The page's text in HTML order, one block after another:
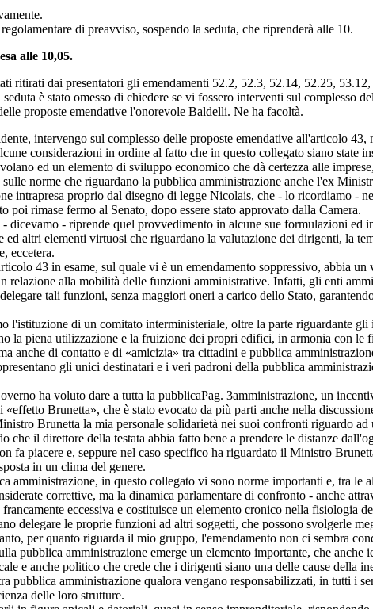
di preavviso, sospendo la seduta, che riprenderà alle 10.
alle 10,05.
ritirati dai presentatori gli emendamenti 52.2, 52.3, 52.14, 52.25,
è stato omesso di chiedere se vi fossero interventi sul
proposte emendative l'onorevole Baldelli. Ne ha facoltà.
intervengo sul complesso delle proposte emendative all'articolo
considerazioni in ordine al fatto che in questo collegato siano state
ed un elemento di sviluppo economico che dà certezza alle
norme che riguardano la pubblica amministrazione anche l'ex
intrapresa proprio dal disegno di legge Nicolais, che - lo ricordiamo -
poi rimase fermo al Senato, dopo essere stato approvato dalla Camera.
dicevamo - riprende quel provvedimento in alcune sue formulazioni
ed altri elementi virtuosi che riguardano la valutazione dei dirigenti, la
eccetera.
43 in esame, sul quale vi è un emendamento soppressivo, abbia
relazione alla mobilità delle funzioni amministrative. Infatti, gli enti
tali funzioni, senza maggiori oneri a carico dello Stato,
l'istituzione di un comitato interministeriale, oltre la parte riguardante
la piena utilizzazione e la fruizione dei propri edifici, in armonia con
anche di contatto e di «amicizia» tra cittadini e pubblica
gli unici destinatari e i veri padroni della pubblica
ha voluto dare a tutta la pubblicaPag. 3amministrazione, un
Brunetta», che è stato evocato da più parti anche nella
Brunetta la mia personale solidarietà nei suoi confronti riguardo
che il direttore della testata abbia fatto bene a prendere le distanze
fa piacere e, seppure nel caso specifico ha riguardato il Ministro
in un clima del genere.
amministrazione, in questo collegato vi sono norme importanti e, tra
correttive, ma la dinamica parlamentare di confronto - anche
francamente eccessiva e costituisce un elemento cronico nella
delegare le proprie funzioni ad altri soggetti, che possono svolgerle
per quanto riguarda il mio gruppo, l'emendamento non ci sembra
pubblica amministrazione emerge un elemento importante, che
e anche politico che crede che i dirigenti siano una delle cause della
pubblica amministrazione qualora vengano responsabilizzati, in tutti i
delle loro strutture.